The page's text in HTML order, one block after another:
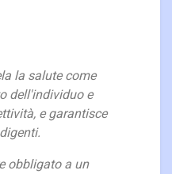
la salute come
dell'individuo e
e garantisce
obbligato a un